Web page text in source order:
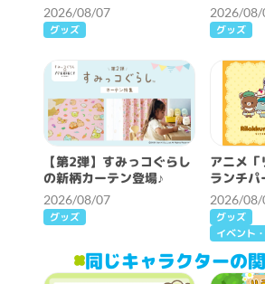
2026/08/07
グッズ
2026/08/
グッズ
【第2弾】すみっコぐらし
の新柄カーテン登場♪
2026/08/07
グッズ
アニメ「
ランチパ
ェ開催決
2026/08/
グッズ
イベント
同じキャラクターの